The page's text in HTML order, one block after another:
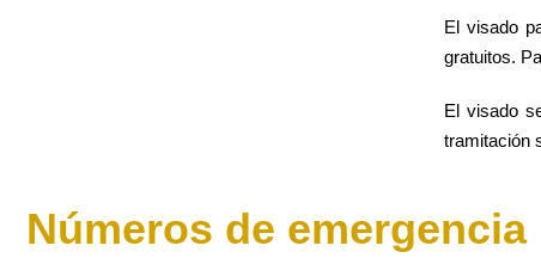
El visado
gratuitos.
El visado
tramitación
Números de emergencia